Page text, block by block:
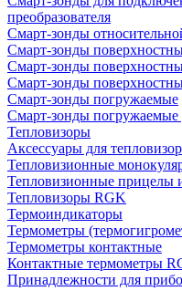
преобразователя
Смарт-зонды
Смарт-зонды
Смарт-зонды
Смарт-зонды
Смарт-зонды погружаемые
Смарт-зонды погружаемые
Тепловизоры
Аксессуары для
Тепловизионные
Тепловизионные прицелы
Тепловизоры RGK
Термоиндикаторы
Термометры
Термометры контактные
Контактные термометры
Принадлежности для